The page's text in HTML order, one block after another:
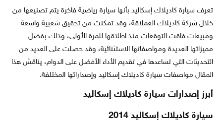
تعرف سيارة كاديلاك إسكاليد بأنها سيارة رياضية فاخرة يتم تصنيعها من
خلال شركة كاديلاك العملاقة، وقد تمكنت من تحقيق شعبية واسعة
ومبيعات فاقت التوقعات منذ اطلاقها للمرة الأولى، وذلك بفضل
مميزاتها العديدة ومواصفاتها الاستثنائية، وقد حصلت على العديد من
التحديثات التي تساعدها في تقديم الأداء الأفضل على الدوام، يناقش هذا
المقال مواصفات سيارة كاديلاك إسكاليد وإصداراتها المختلفة.
أبرز إصدارات سيارة كاديلاك إسكاليد
سيارة كاديلاك إسكاليد 2014